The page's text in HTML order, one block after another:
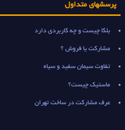
پرسشهای متداول
بلکا چیست و چه کاربردی دارد
مشارکت یا فروش ؟
تفاوت سیمان سفید و سیاه
ماستیک چیست؟
عرف مشارکت در ساخت تهران